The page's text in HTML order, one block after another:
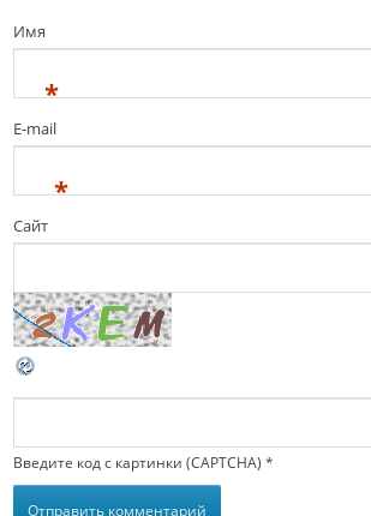
Имя
*
E-mail
*
Сайт
Введите код с картинки (CAPTCHA) *